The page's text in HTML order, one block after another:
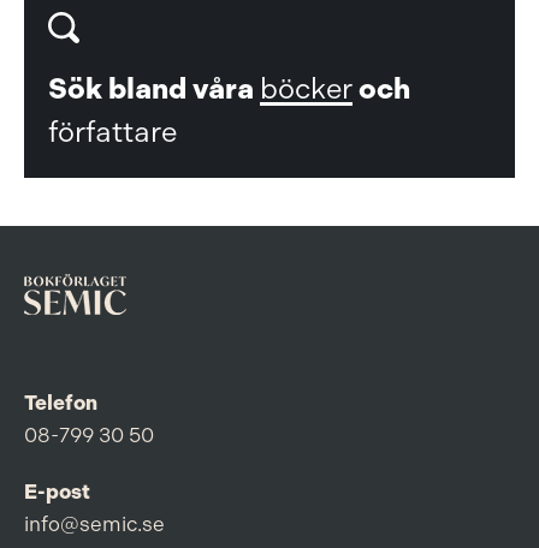
Sök bland våra böckeroch
författare
Telefon
08-799 30 50
E-post
info@semic.se